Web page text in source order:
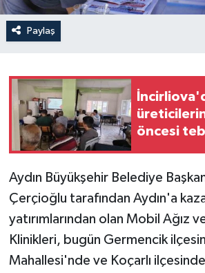
Paylaş
öncesi
Aydın Büyükşehir Belediye
Çerçioğlu tarafından Aydın'a
yatırımlarından olan Mobil Ağız
Klinikleri, bugün Germencik
Mahallesi'nde ve Koçarlı